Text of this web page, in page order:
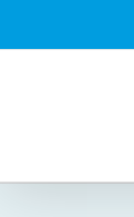
springen